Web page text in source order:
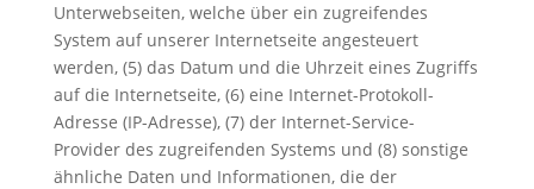
Unterwebseiten, welche über ein zugreifendes
System auf unserer Internetseite angesteuert
werden, (5) das Datum und die Uhrzeit eines Zugriffs
auf die Internetseite, (6) eine Internet-Protokoll-
Adresse (IP-Adresse), (7) der Internet-Service-
Provider des zugreifenden Systems und (8) sonstige
ähnliche Daten und Informationen, die der